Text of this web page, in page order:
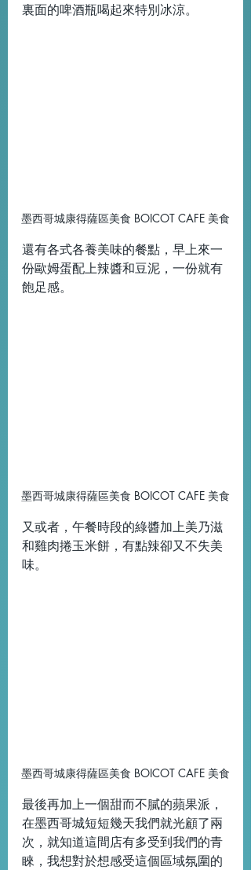
裏面的啤酒瓶喝起來特別冰涼。
墨西哥城康得薩區美食 BOICOT CAFE 美食
還有各式各養美味的餐點，早上來一
份歐姆蛋配上辣醬和豆泥，一份就有
飽足感。
墨西哥城康得薩區美食 BOICOT CAFE 美食
又或者，午餐時段的綠醬加上美乃滋
和雞肉捲玉米餅，有點辣卻又不失美
味。
墨西哥城康得薩區美食 BOICOT CAFE 美食
最後再加上一個甜而不膩的蘋果派，
在墨西哥城短短幾天我們就光顧了兩
次，就知道這間店有多受到我們的青
睞，我想對於想感受這個區域氛圍的